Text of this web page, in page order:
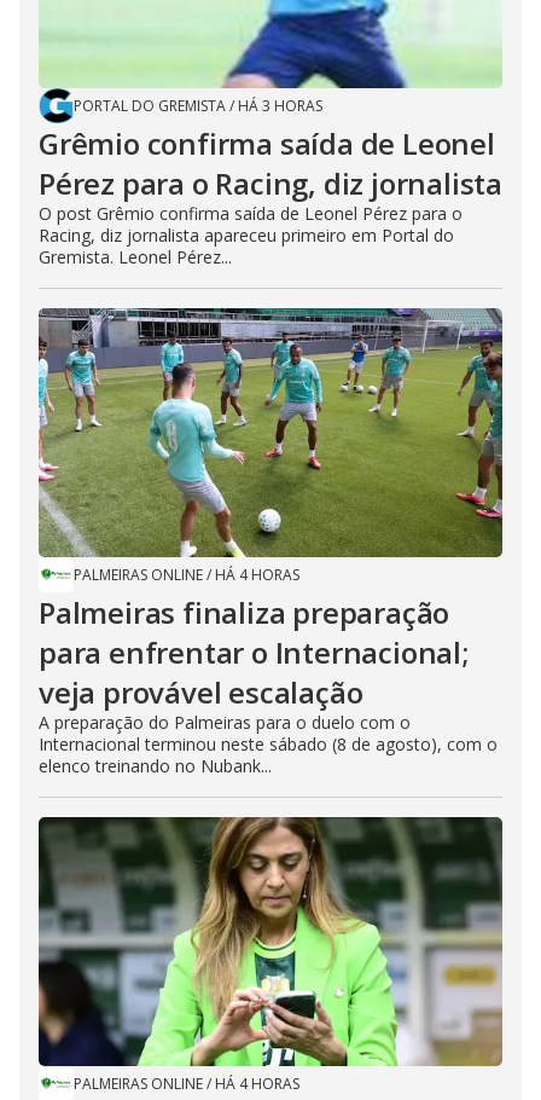
PORTAL DO GREMISTA/ HÁ 3 HORAS
Grêmio confirma saída de Leonel
Pérez para o Racing, diz jornalista
O post Grêmio confirma saída de Leonel Pérez para o
Racing, diz jornalista apareceu primeiro em Portal do
Gremista. Leonel Pérez...
PALMEIRAS ONLINE/ HÁ 4 HORAS
Palmeiras finaliza preparação
para enfrentar o Internacional;
veja provável escalação
A preparação do Palmeiras para o duelo com o
Internacional terminou neste sábado (8 de agosto), com o
elenco treinando no Nubank...
PALMEIRAS ONLINE/ HÁ 4 HORAS